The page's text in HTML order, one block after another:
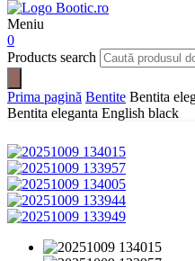
Meniu
0
Products search
Prima pagină Bentite Bentita
Bentita eleganta English black